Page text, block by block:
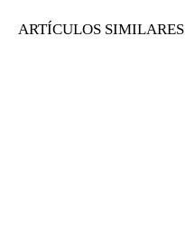
ARTÍCULOS SIMILARES